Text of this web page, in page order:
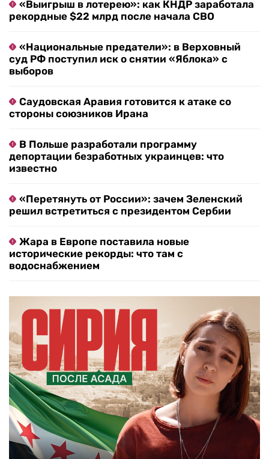
«Выигрыш в лотерею»: как КНДР заработала
рекордные $22 млрд после начала СВО
«Национальные предатели»: в Верховный
суд РФ поступил иск о снятии «Яблока» с
выборов
Саудовская Аравия готовится к атаке со
стороны союзников Ирана
В Польше разработали программу
депортации безработных украинцев: что
известно
«Перетянуть от России»: зачем Зеленский
решил встретиться с президентом Сербии
Жара в Европе поставила новые
исторические рекорды: что там с
водоснабжением